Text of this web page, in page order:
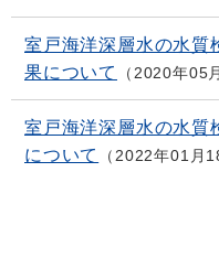
室戸海洋深層水の水
果について
2020年05
室戸海洋深層水の水質
について
2022年01月